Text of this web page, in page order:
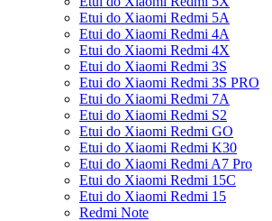
Etui do Xiaomi Redmi 5A
Etui do Xiaomi Redmi 4A
Etui do Xiaomi Redmi 4X
Etui do Xiaomi Redmi 3S
Etui do Xiaomi Redmi 3S PRO
Etui do Xiaomi Redmi 7A
Etui do Xiaomi Redmi S2
Etui do Xiaomi Redmi GO
Etui do Xiaomi Redmi K30
Etui do Xiaomi Redmi A7 Pro
Etui do Xiaomi Redmi 15C
Etui do Xiaomi Redmi 15
Redmi Note